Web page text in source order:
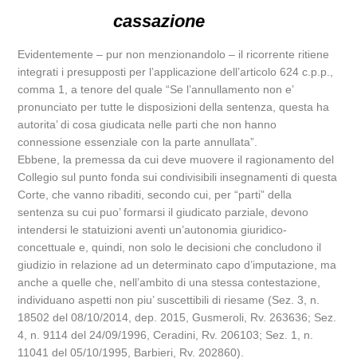
cassazione
Evidentemente – pur non menzionandolo – il ricorrente ritiene
integrati i presupposti per l’applicazione dell’articolo 624 c.p.p.,
comma 1, a tenore del quale “Se l’annullamento non e’
pronunciato per tutte le disposizioni della sentenza, questa ha
autorita’ di cosa giudicata nelle parti che non hanno
connessione essenziale con la parte annullata”.
Ebbene, la premessa da cui deve muovere il ragionamento del
Collegio sul punto fonda sui condivisibili insegnamenti di questa
Corte, che vanno ribaditi, secondo cui, per “parti” della
sentenza su cui puo’ formarsi il giudicato parziale, devono
intendersi le statuizioni aventi un’autonomia giuridico-
concettuale e, quindi, non solo le decisioni che concludono il
giudizio in relazione ad un determinato capo d’imputazione, ma
anche a quelle che, nell’ambito di una stessa contestazione,
individuano aspetti non piu’ suscettibili di riesame (Sez. 3, n.
18502 del 08/10/2014, dep. 2015, Gusmeroli, Rv. 263636; Sez.
4, n. 9114 del 24/09/1996, Ceradini, Rv. 206103; Sez. 1, n.
11041 del 05/10/1995, Barbieri, Rv. 202860).